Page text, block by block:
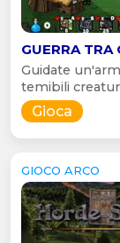
GUERRA TRA
Guidate
temibili
Gioca
GIOCO ARCO